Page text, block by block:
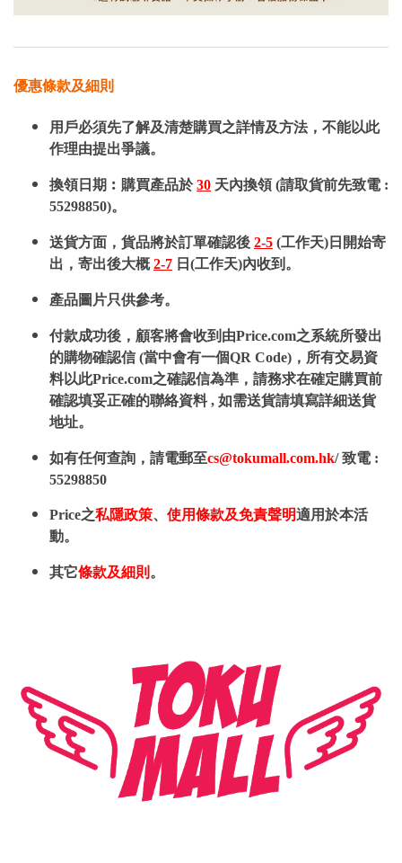
優惠條款及細則
用戶必須先了解及清楚購買之詳情及方法，不能以此
作理由提出爭議。
換領日期︰購買產品於30 天內換領 (請取貨前先致電 :
55298850)。
送貨方面，貨品將於訂單確認後 2-5 (工作天)日開始寄
出，寄出後大概2-7 日(工作天)內收到。
產品圖片只供參考。
付款成功後，顧客將會收到由Price.com之系統所發出
的購物確認信 (當中會有一個QR Code)，所有交易資
料以此Price.com之確認信為準，請務求在確定購買前
確認填妥正確的聯絡資料 , 如需送貨請填寫詳細送貨
地址。
如有任何查詢，請電郵至cs@tokumall.com.hk/ 致電 :
55298850
Price之私隱政策、 使用條款及免責聲明適用於本活
動。
其它條款及細則 。